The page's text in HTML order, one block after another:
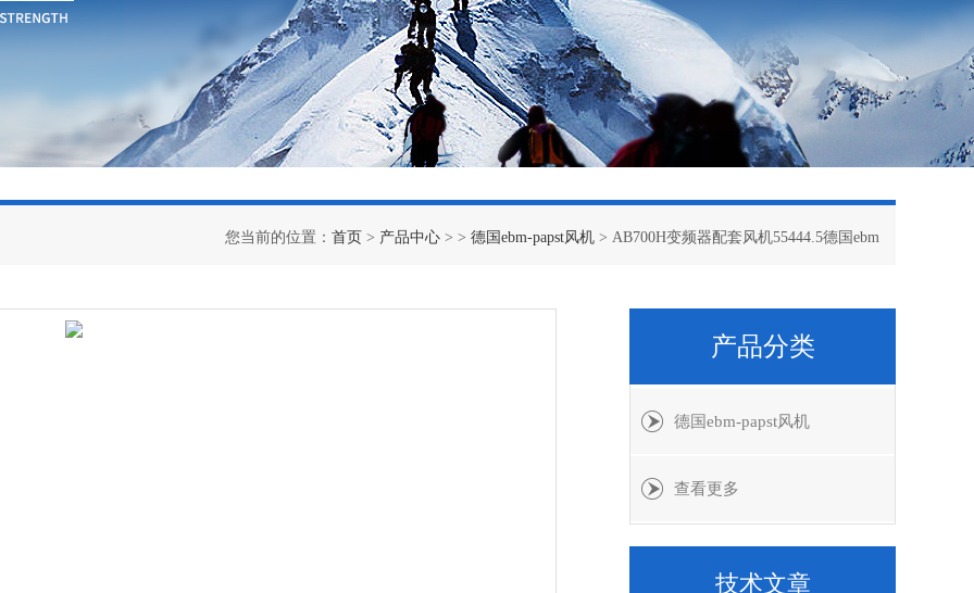
您当前的位置： 首页 > 产品中心 > > 德国ebm-papst风机 > AB700H变频器配套风机55444.5德国ebm
产品分类
德国ebm-papst风机
查看更多
技术文章